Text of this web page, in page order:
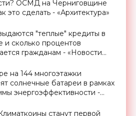
ОСМД на Черниговщине
это сделать - «Архитектура»
"теплые" кредиты в
и сколько процентов
гражданам - «Новости
на 144 многоэтажки
солнечные батареи в рамках
энергоэффективности -
станут первой